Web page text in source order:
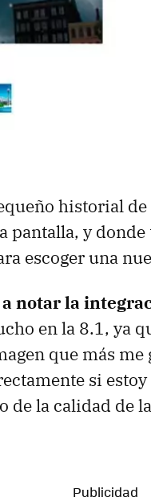
historial
pantalla, y
escoger una
notar la
en la 8.1, ya
que más me
si
de la calidad de